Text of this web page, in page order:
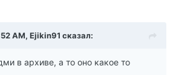
AM, Ejikin91 сказал:
в архиве, а то оно какое то